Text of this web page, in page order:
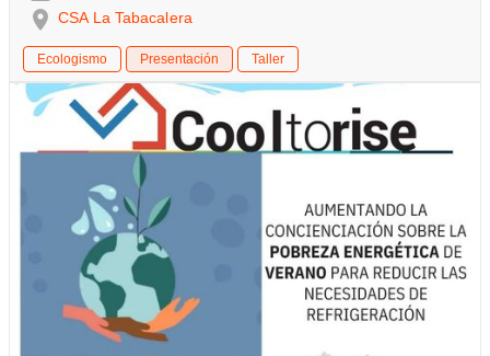
CSA La Tabacalera
Ecologismo Presentación Taller